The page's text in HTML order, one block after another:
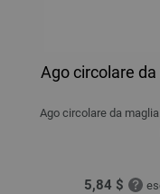
Ago circolare
Ago circolare da
5,84 $